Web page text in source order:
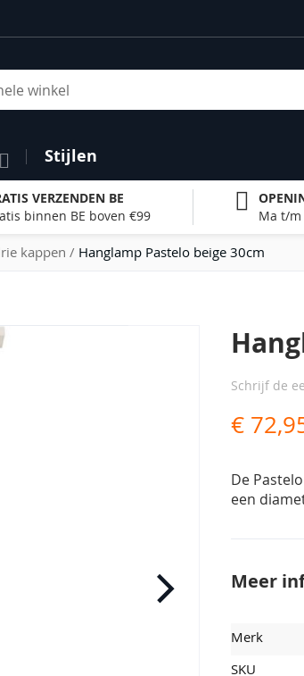
Stijlen
VERZENDEN BE
binnen BE boven €99
Ma t/m
kappen Hanglamp Pastelo beige 30cm
Schrijf de
€
De
een
Meer
Merk
SKU